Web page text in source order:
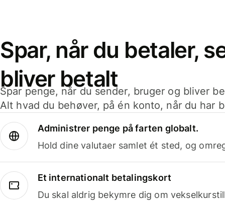
Spar, når du betaler,
bliver betalt
Spar penge, når du sender, bruger og bliver
Alt hvad du behøver, på én konto, når du har
Administrer penge på farten globalt.
Hold dine valutaer samlet ét sted, og
Et internationalt betalingskort
Du skal aldrig bekymre dig om